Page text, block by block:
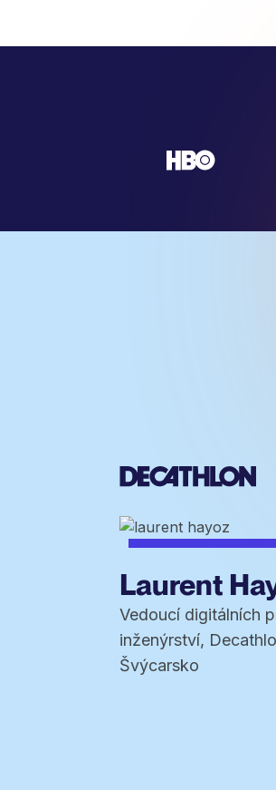
Laurent
Vedoucí digitálních
inženýrství,
Švýcarsko